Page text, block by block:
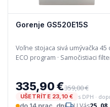
Gorenje GS520E15S
Voľne stojaca sivá umývačka 45
ECO program · Samočistiaci
335,90 €359,00 €
UŠETRÍTE 23,10 €
s DPH ·